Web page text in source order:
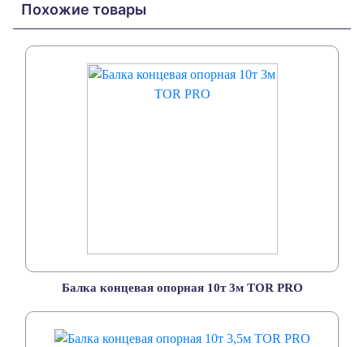
Похожие товары
Балка концевая опорная 10т 3м TOR PRO